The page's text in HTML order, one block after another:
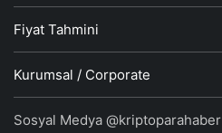
Fiyat Tahmini
Kurumsal / Corporate
Sosyal Medya @kriptoparahaber